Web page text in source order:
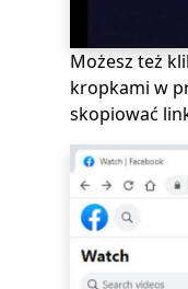
Możesz też
kropkami w
skopiować